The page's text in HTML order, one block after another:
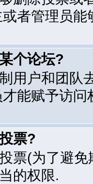
者管理员
个论坛?
用户和团队
能赋予访
票?
票(为了避
的权限.